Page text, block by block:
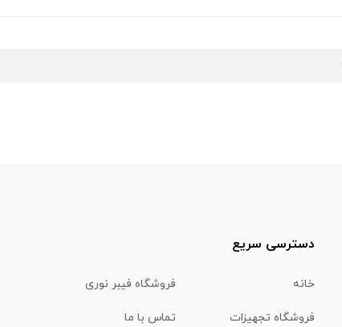
دسترسی سریع
خانه فروشگاه فیبر نوری
فروشگاه تجهیزات تماس با ما